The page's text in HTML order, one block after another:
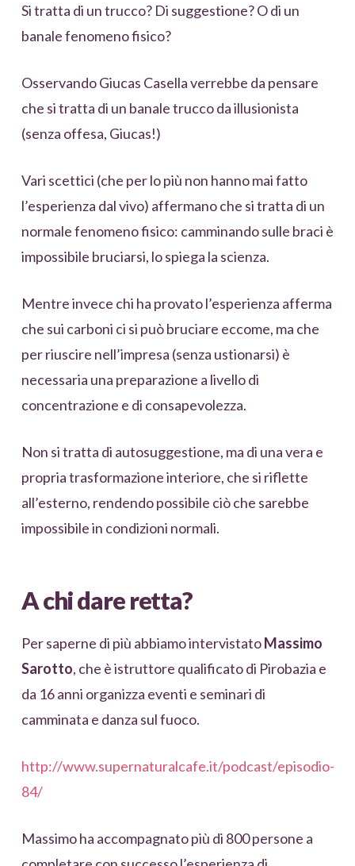
Si tratta di un trucco? Di suggestione? O di un
banale fenomeno fisico?
Osservando Giucas Casella verrebbe da pensare
che si tratta di un banale trucco da illusionista
(senza offesa, Giucas!)
Vari scettici (che per lo più non hanno mai fatto
l’esperienza dal vivo) affermano che si tratta di un
normale fenomeno fisico: camminando sulle braci è
impossibile bruciarsi, lo spiega la scienza.
Mentre invece chi ha provato l’esperienza afferma
che sui carboni ci si può bruciare eccome, ma che
per riuscire nell’impresa (senza ustionarsi) è
necessaria una preparazione a livello di
concentrazione e di consapevolezza.
Non si tratta di autosuggestione, ma di una vera e
propria trasformazione interiore, che si riflette
all’esterno, rendendo possibile ciò che sarebbe
impossibile in condizioni normali.
A chi dare retta?
Per saperne di più abbiamo intervistatoMassimo
Sarotto, che è istruttore qualificato di Pirobazia e
da 16 anni organizza eventi e seminari di
camminata e danza sul fuoco.
http://www.supernaturalcafe.it/podcast/episodio-
84/
Massimo ha accompagnato più di 800 persone a